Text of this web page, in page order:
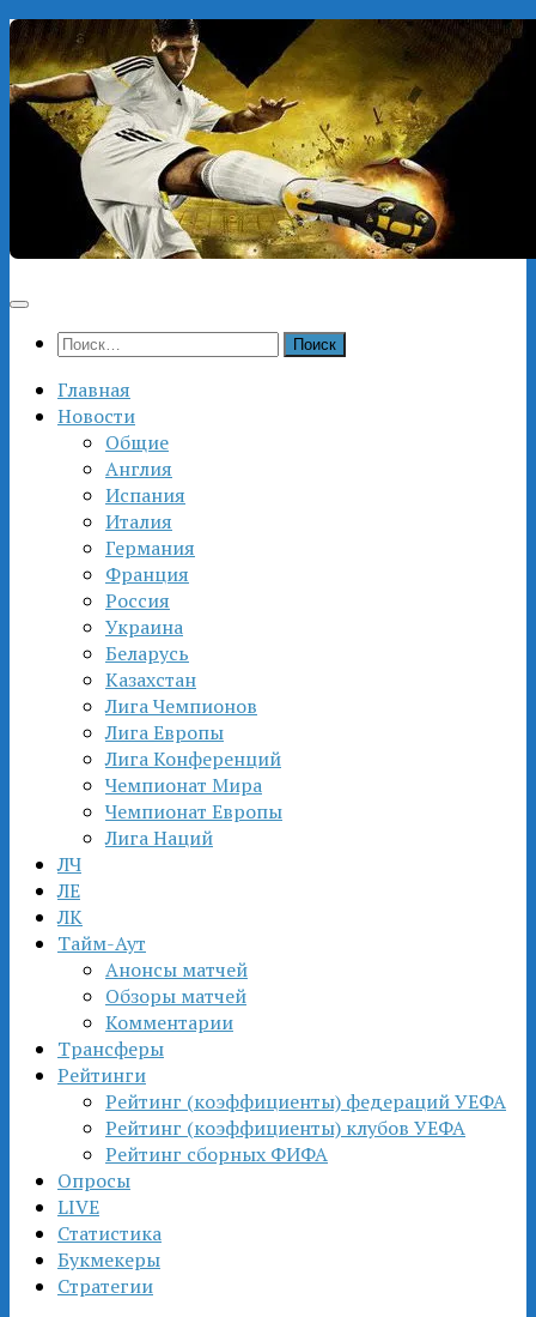
Перейти
к
содержимому
Найти:
Главная
Новости
Общие
Англия
Испания
Италия
Германия
Франция
Россия
Украина
Беларусь
Казахстан
Лига Чемпионов
Лига Европы
Лига Конференций
Чемпионат Мира
Чемпионат Европы
Лига Наций
ЛЧ
ЛЕ
ЛК
Тайм-Аут
Анонсы матчей
Обзоры матчей
Комментарии
Трансферы
Рейтинги
Рейтинг (коэффициенты) федераций УЕФА
Рейтинг (коэффициенты) клубов УЕФА
Рейтинг сборных ФИФА
Опросы
LIVE
Статистика
Букмекеры
Стратегии